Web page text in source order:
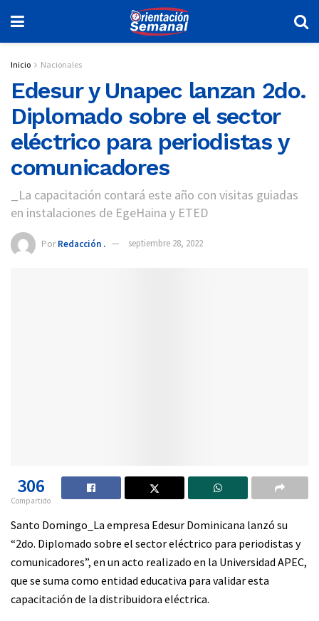
Inicio Nacionales
Edesur y Unapec lanzan 2do.
Diplomado sobre el sector
eléctrico para periodistas y
comunicadores
_La capacitación contará este año con visitas guiadas
en instalaciones de EgeHaina y ETED
Por Redacción . septiembre 28, 2022
306
Compartido
Santo Domingo_La empresa Edesur Dominicana lanzó su
“2do. Diplomado sobre el sector eléctrico para periodistas y
comunicadores”, en un acto realizado en la Universidad APEC,
que se suma como entidad educativa para validar esta
capacitación de la distribuidora eléctrica.